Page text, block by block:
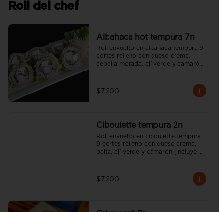
Roll del chef
Albahaca hot tempura 7n
Roll envuelto en albahaca tempura 9
cortes relleno con queso crema,
cebolla morada, ají verde y camarón
$7.200
Ciboulette tempura 2n
Roll envuelto en ciboulette tempura
9 cortes relleno con queso crema,
palta, ají verde y camarón (incluye
$7.200